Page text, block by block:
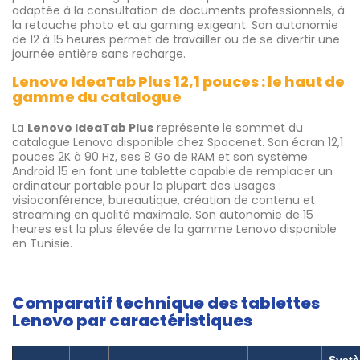
adaptée à la consultation de documents professionnels, à
la retouche photo et au gaming exigeant. Son autonomie
de 12 à 15 heures permet de travailler ou de se divertir une
journée entière sans recharge.
Lenovo IdeaTab Plus 12,1 pouces : le haut de
gamme du catalogue
La Lenovo IdeaTab Plus représente le sommet du
catalogue Lenovo disponible chez Spacenet. Son écran 12,1
pouces 2K à 90 Hz, ses 8 Go de RAM et son système
Android 15 en font une tablette capable de remplacer un
ordinateur portable pour la plupart des usages :
visioconférence, bureautique, création de contenu et
streaming en qualité maximale. Son autonomie de 15
heures est la plus élevée de la gamme Lenovo disponible
en Tunisie.
Comparatif technique des tablettes
Lenovo par caractéristiques